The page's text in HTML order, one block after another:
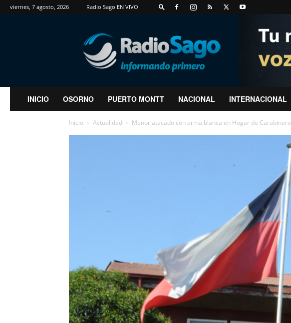
viernes, 7 agosto, 2026 Radio Sago EN VIVO
RadioSago
INICIO OSORNO PUERTO MONTT NACIONAL INTERNACIONAL
Inicio Actualidad Menor atacado con arma blanca en Hogar de